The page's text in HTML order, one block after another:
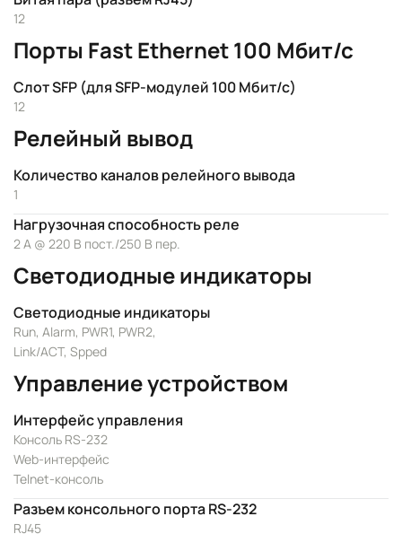
12
Порты Fast Ethernet 100 Мбит/с
Слот SFP (для SFP-модулей 100 Мбит/с)
12
Релейный вывод
Количество каналов релейного вывода
1
Нагрузочная способность реле
2 А @ 220 В пост./250 В пер.
Светодиодные индикаторы
Светодиодные индикаторы
Run, Alarm, PWR1, PWR2,
Link/ACT, Spped
Управление устройством
Интерфейс управления
Консоль RS-232
Web-интерфейс
Telnet-консоль
Разъем консольного порта RS-232
RJ45